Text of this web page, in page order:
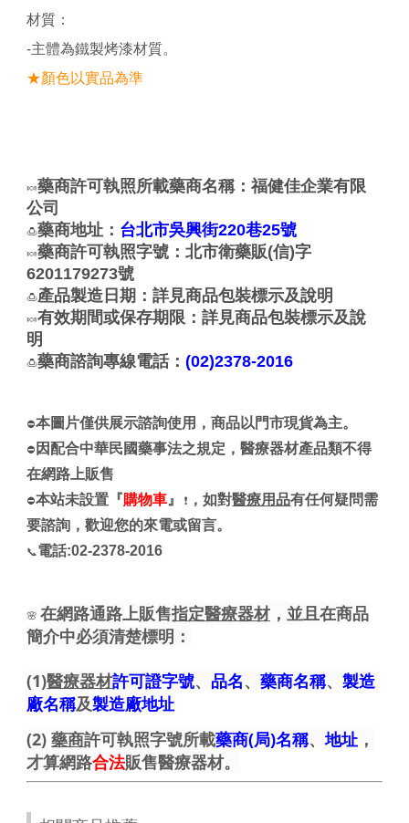
材質：
-主體為鐵製烤漆材質。
★顏色以實品為準
🍬藥商許可執照所載藥商名稱：福健佳企業有限
公司
🍮藥商地址： 台北市吳興街220巷25號
🍬藥商許可執照字號：北市衛藥販(信)字
6201179273號
🍮產品製造日期：詳見商品包裝標示及說明
🍬有效期間或保存期限：詳見商品包裝標示及說
明
🍮藥商諮詢專線電話：(02)2378-2016
⛔本圖片僅供展示諮詢使用，商品以門市現貨為主。
⛔ 因配合中華民國藥事法之規定，醫療器材產品類不得
在網路上販售
⛔本站未設置『購物車 』 ❗ ，如對醫療用品有任何疑問需
要諮詢，歡迎您的來電或留言。
📞電話:02-2378-2016
🌸在網路通路上販售指定醫療器材 ，並且在商品
簡介中必須清楚標明：
(1)醫療器材許可證字號、 品名、藥商名稱、製造
廠名稱及製造廠地址
(2)藥商許可執照字號所載藥商(局)名稱、地址 ，
才算網路合法販售醫療器材。